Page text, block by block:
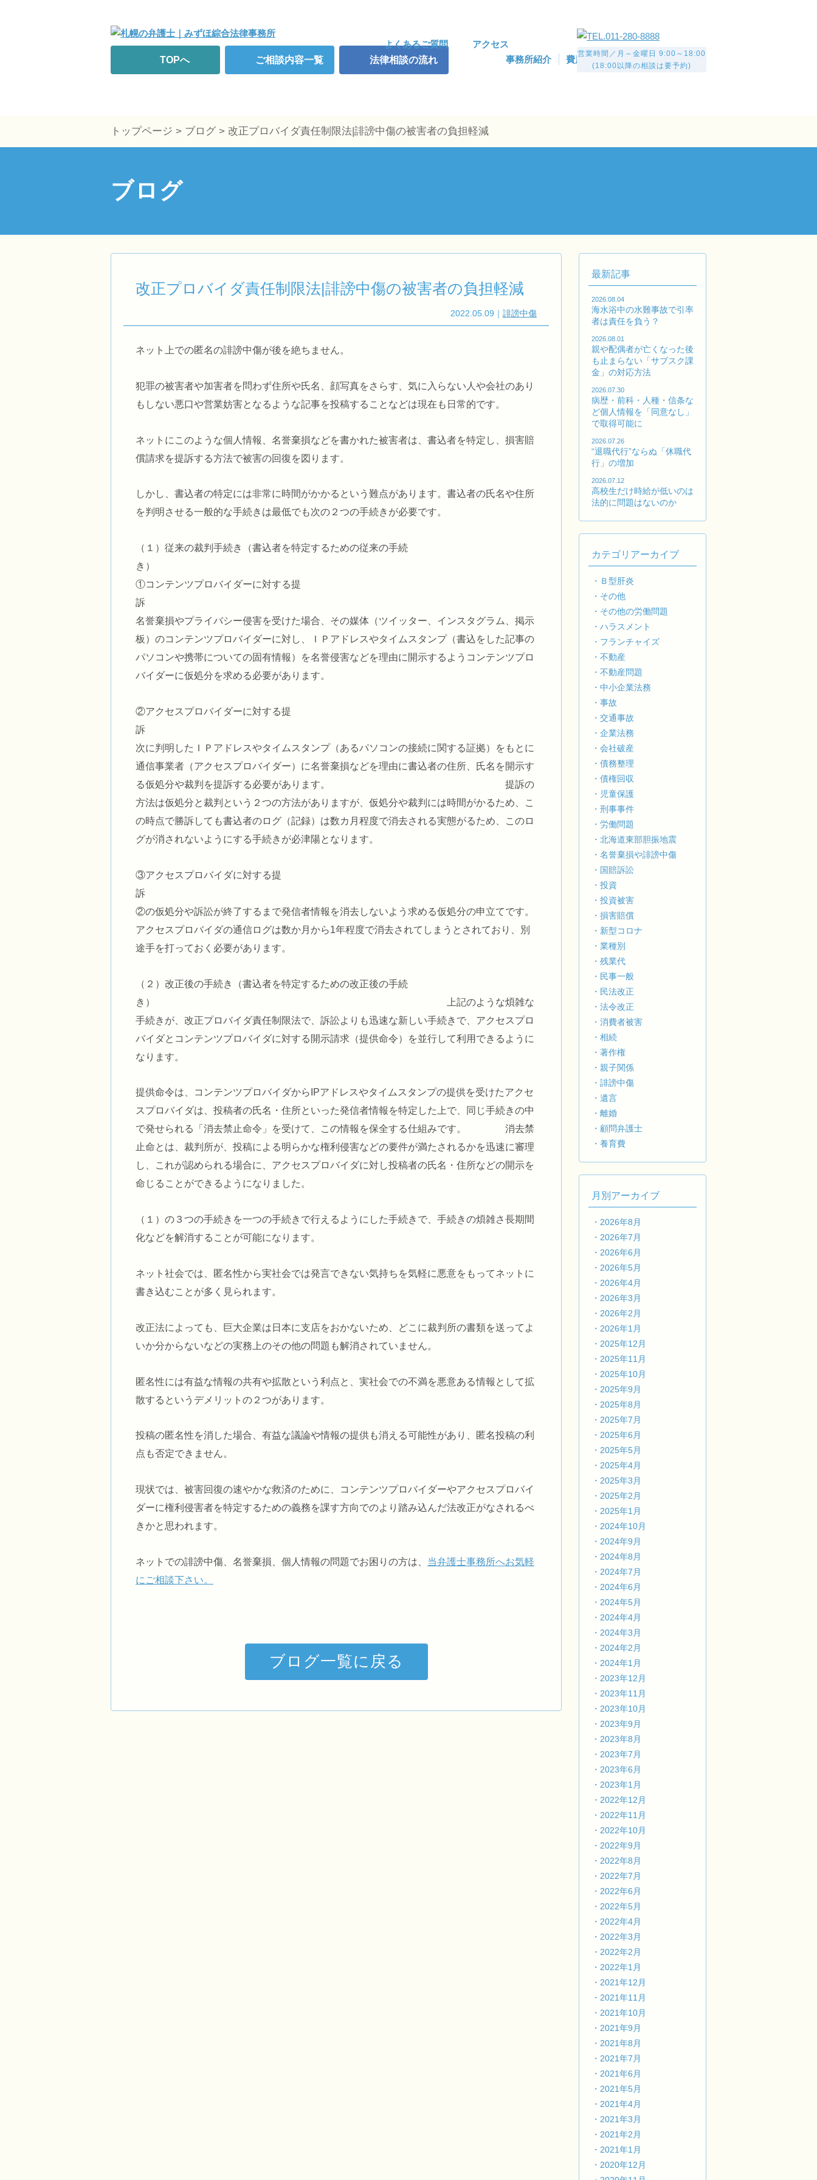
TOPへ ご相談内容一覧 法律相談の流れ 事務所紹介 費用について お問い合わせ
よくあるご質問 アクセス
営業時間／月～金曜日 9:00～18:00
(18:00以降の相談は要予約)
トップページ > ブログ > 改正プロバイダ責任制限法|誹謗中傷の被害者の負担軽減
ブログ
改正プロバイダ責任制限法|誹謗中傷の被害者の負担軽減
2022.05.09 ｜ 誹謗中傷
ネット上での匿名の誹謗中傷が後を絶ちません。
犯罪の被害者や加害者を問わず住所や氏名、顔写真をさらす、気に入らない人や会社のあり
もしない悪口や営業妨害となるような記事を投稿することなどは現在も日常的です。
ネットにこのような個人情報、名誉棄損などを書かれた被害者は、書込者を特定し、損害賠
償請求を提訴する方法で被害の回復を図ります。
しかし、書込者の特定には非常に時間がかかるという難点があります。書込者の氏名や住所
を判明させる一般的な手続きは最低でも次の２つの手続きが必要です。
（１）従来の裁判手続き（書込者を特定するための従来の手続
き）
①コンテンツプロバイダーに対する提
訴
名誉棄損やプライバシー侵害を受けた場合、その媒体（ツイッター、インスタグラム、掲示
板）のコンテンツプロバイダーに対し、ＩＰアドレスやタイムスタンプ（書込をした記事の
パソコンや携帯についての固有情報）を名誉侵害などを理由に開示するようコンテンツプロ
バイダーに仮処分を求める必要があります。
②アクセスプロバイダーに対する提
訴
次に判明したＩＰアドレスやタイムスタンプ（あるパソコンの接続に関する証拠）をもとに
通信事業者（アクセスプロバイダー）に名誉棄損などを理由に書込者の住所、氏名を開示す
る仮処分や裁判を提訴する必要があります。 提訴の
方法は仮処分と裁判という２つの方法がありますが、仮処分や裁判には時間がかるため、こ
の時点で勝訴しても書込者のログ（記録）は数カ月程度で消去される実態がるため、このロ
グが消されないようにする手続きが必津陽となります。
③アクセスプロバイダに対する提
訴
②の仮処分や訴訟が終了するまで発信者情報を消去しないよう求める仮処分の申立てです。
アクセスプロバイダの通信ログは数か月から1年程度で消去されてしまうとされており、別
途手を打っておく必要があります。
（２）改正後の手続き（書込者を特定するための改正後の手続
き） 上記のような煩雑な
手続きが、改正プロバイダ責任制限法で、訴訟よりも迅速な新しい手続きで、アクセスプロ
バイダとコンテンツプロバイダに対する開示請求（提供命令）を並行して利用できるように
なります。
提供命令は、コンテンツプロバイダからIPアドレスやタイムスタンプの提供を受けたアクセ
スプロバイダは、投稿者の氏名・住所といった発信者情報を特定した上で、同じ手続きの中
で発せられる「消去禁止命令」を受けて、この情報を保全する仕組みです。 消去禁
止命とは、裁判所が、投稿による明らかな権利侵害などの要件が満たされるかを迅速に審理
し、これが認められる場合に、アクセスプロバイダに対し投稿者の氏名・住所などの開示を
命じることができるようになりました。
（１）の３つの手続きを一つの手続きで行えるようにした手続きで、手続きの煩雑さ長期間
化などを解消することが可能になります。
ネット社会では、匿名性から実社会では発言できない気持ちを気軽に悪意をもってネットに
書き込むことが多く見られます。
改正法によっても、巨大企業は日本に支店をおかないため、どこに裁判所の書類を送ってよ
いか分からないなどの実務上のその他の問題も解消されていません。
匿名性には有益な情報の共有や拡散という利点と、実社会での不満を悪意ある情報として拡
散するというデメリットの２つがあります。
投稿の匿名性を消した場合、有益な議論や情報の提供も消える可能性があり、匿名投稿の利
点も否定できません。
現状では、被害回復の速やかな救済のために、コンテンツプロバイダーやアクセスプロバイ
ダーに権利侵害者を特定するための義務を課す方向でのより踏み込んだ法改正がなされるべ
きかと思われます。
ネットでの誹謗中傷、名誉棄損、個人情報の問題でお困りの方は、 当弁護士事務所へお気軽
にご相談下さい。
ブログ一覧に戻る
最新記事
2026.08.04
海水浴中の水難事故で引率
者は責任を負う？
2026.08.01
親や配偶者が亡くなった後
も止まらない「サブスク課
金」の対応方法
2026.07.30
病歴・前科・人種・信条な
ど個人情報を「同意なし」
で取得可能に
2026.07.26
“退職代行”ならぬ「休職代
行」の増加
2026.07.12
高校生だけ時給が低いのは
法的に問題はないのか
カテゴリアーカイブ
・Ｂ型肝炎
・その他
・その他の労働問題
・ハラスメント
・フランチャイズ
・不動産
・不動産問題
・中小企業法務
・事故
・交通事故
・企業法務
・会社破産
・債務整理
・債権回収
・児童保護
・刑事事件
・労働問題
・北海道東部胆振地震
・名誉棄損や誹謗中傷
・国賠訴訟
・投資
・投資被害
・損害賠償
・新型コロナ
・業種別
・残業代
・民事一般
・民法改正
・法令改正
・消費者被害
・相続
・著作権
・親子関係
・誹謗中傷
・遺言
・離婚
・顧問弁護士
・養育費
月別アーカイブ
・2026年8月
・2026年7月
・2026年6月
・2026年5月
・2026年4月
・2026年3月
・2026年2月
・2026年1月
・2025年12月
・2025年11月
・2025年10月
・2025年9月
・2025年8月
・2025年7月
・2025年6月
・2025年5月
・2025年4月
・2025年3月
・2025年2月
・2025年1月
・2024年10月
・2024年9月
・2024年8月
・2024年7月
・2024年6月
・2024年5月
・2024年4月
・2024年3月
・2024年2月
・2024年1月
・2023年12月
・2023年11月
・2023年10月
・2023年9月
・2023年8月
・2023年7月
・2023年6月
・2023年1月
・2022年12月
・2022年11月
・2022年10月
・2022年9月
・2022年8月
・2022年7月
・2022年6月
・2022年5月
・2022年4月
・2022年3月
・2022年2月
・2022年1月
・2021年12月
・2021年11月
・2021年10月
・2021年9月
・2021年8月
・2021年7月
・2021年6月
・2021年5月
・2021年4月
・2021年3月
・2021年2月
・2021年1月
・2020年12月